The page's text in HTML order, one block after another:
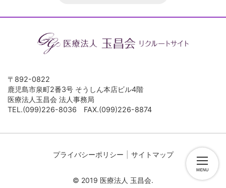
〒892-0822
鹿児島市泉町2番3号 そうしん本店ビル4階
医療法人玉昌会 法人事務局
TEL.(099)226-8036 FAX.(099)226-8874
プライバシーポリシー サイトマップ
© 2019 医療法人 玉昌会.